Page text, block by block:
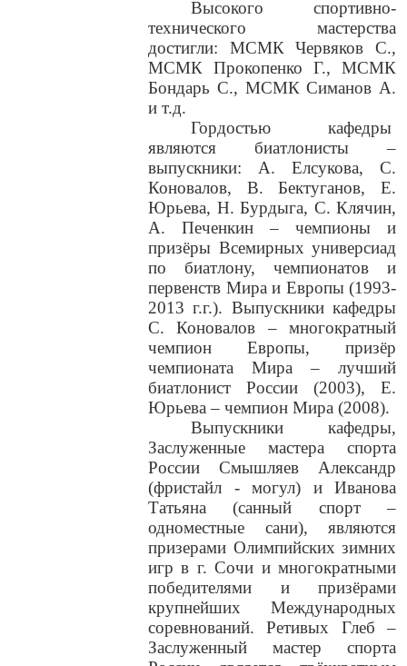
Высокого спортивно-
технического мастерства
достигли: МСМК Червяков С.,
МСМК Прокопенко Г., МСМК
Бондарь С., МСМК Симанов А.
и т.д.
Гордостью кафедры
являются биатлонисты –
выпускники: А. Елсукова, С.
Коновалов, В. Бектуганов, Е.
Юрьева, Н. Бурдыга, С. Клячин,
А. Печенкин – чемпионы и
призёры Всемирных универсиад
по биатлону, чемпионатов и
первенств Мира и Европы (1993-
2013 г.г.). Выпускники кафедры
С. Коновалов – многократный
чемпион Европы, призёр
чемпионата Мира – лучший
биатлонист России (2003), Е.
Юрьева – чемпион Мира (2008).
Выпускники кафедры,
Заслуженные мастера спорта
России Смышляев Александр
(фристайл - могул) и Иванова
Татьяна (санный спорт –
одноместные сани), являются
призерами Олимпийских зимних
игр в г. Сочи и многократными
победителями и призёрами
крупнейших Международных
соревнований. Ретивых Глеб –
Заслуженный мастер спорта